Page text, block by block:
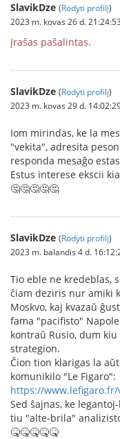
SlavikDze (Rodyti profilį)
2023 m. kovas 26 d. 21:24:53
Įrašas pašalintas.
SlavikDze (Rodyti profilį)
2023 m. kovas 29 d.
Iom mirindas, ke la
"vekita", adresita
responda mesaĝo
Estus interese ekscii
🤔🤔🤔🤔🤔
SlavikDze (Rodyti profilį)
2023 m. balandis 4 d.
Tio eble ne kredeblas,
ĉiam deziris nur amiki
Moskvo, kaj kvazaŭ
fama "pacifisto"
kontraŭ Rusio, dum
strategion.
Ĉion tion klarigas la
komunikilo "Le Figaro":
https://
Sed ŝajnas, ke
tiu "alte-brila"
🤒🤒🤒🤒🤒